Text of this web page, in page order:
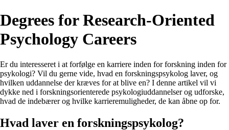
Degrees for Research-Oriented
Psychology Careers
Er du interesseret i at forfølge en karriere inden for forskning inden for
psykologi? Vil du gerne vide, hvad en forskningspsykolog laver, og
hvilken uddannelse der kræves for at blive en? I denne artikel vil vi
dykke ned i forskningsorienterede psykologiuddannelser og udforske,
hvad de indebærer og hvilke karrieremuligheder, de kan åbne op for.
Hvad laver en forskningspsykolog?